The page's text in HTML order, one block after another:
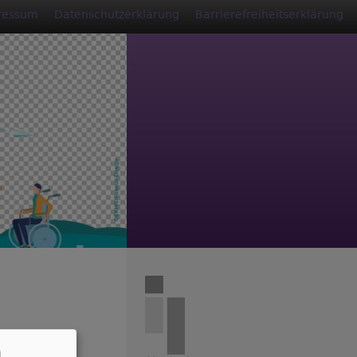
Datenschutzerklärung Barrierefreiheitserklärung